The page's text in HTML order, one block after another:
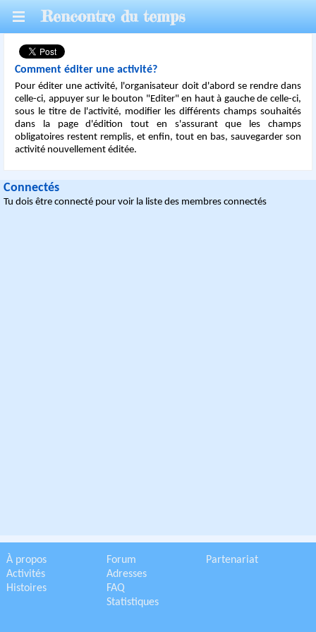
Rencontre du temps
Comment éditer une activité?
Pour éditer une activité, l'organisateur doit d'abord se rendre dans
celle-ci, appuyer sur le bouton "Editer" en haut à gauche de celle-ci,
sous le titre de l'activité, modifier les différents champs souhaités
dans la page d'édition tout en s'assurant que les champs
obligatoires restent remplis, et enfin, tout en bas, sauvegarder son
activité nouvellement éditée.
Connectés
Tu dois être connecté pour voir la liste des membres connectés
À propos
Activités
Histoires
Forum
Adresses
FAQ
Statistiques
Partenariat